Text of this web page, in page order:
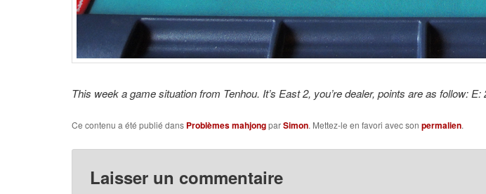
This week a game situation from Tenhou. It’s East 2, you’re dealer, points are as follow:
Ce contenu a été publié dans Problèmes mahjongparSimon. Mettez-le en favori avec sonpermalien.
Laisser un commentaire